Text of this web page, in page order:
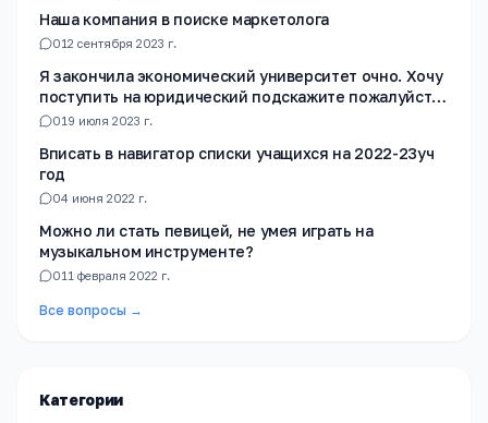
Наша компания в поиске маркетолога
012 сентября 2023 г.
Я закончила экономический университет очно. Хочу
поступить на юридический подскажите пожалуйста
на какой факультет лучше подать документы?
019 июля 2023 г.
Вписать в навигатор списки учащихся на 2022-23уч
год
04 июня 2022 г.
Можно ли стать певицей, не умея играть на
музыкальном инструменте?
011 февраля 2022 г.
Все вопросы →
Категории